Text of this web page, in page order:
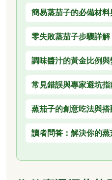
簡易蒸茄子的必備材
零失敗蒸茄子步驟詳解
調味醬汁的黃金比例與
常見錯誤與專家避坑指
蒸茄子的創意吃法與
讀者問答：解決你的